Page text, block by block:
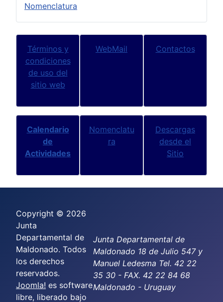
Nomenclatura
Términos y
condiciones
de uso del
sitio web
WebMail Contactos
Calendario
de
Actividades
Nomenclatu
ra
Descargas
desde el
Sitio
Copyright © 2026
Junta
Departamental de
Maldonado. Todos
los derechos
reservados.
Joomla! es software
libre, liberado bajo
Junta Departamental de
Maldonado 18 de Julio 547 y
Manuel Ledesma Tel. 42 22
35 30 - FAX. 42 22 84 68
Maldonado - Uruguay